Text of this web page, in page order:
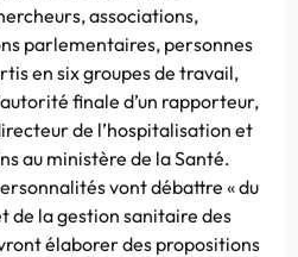
associations,
parlementaires, personnes
en six groupes de travail,
finale d’un rapporteur,
de l’hospitalisation et
au ministère de la Santé.
vont débattre « du
de la gestion sanitaire des
élaborer des propositions